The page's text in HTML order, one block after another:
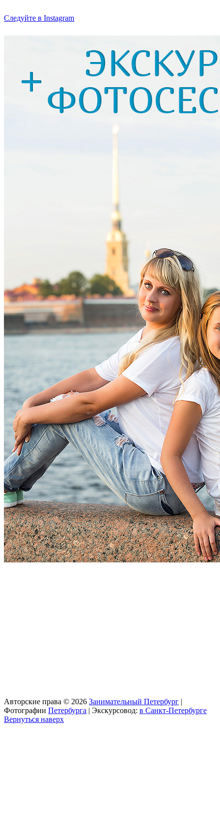
Следуйте в Instagram
Авторские права © 2026 Занимательный Петербург |
Фотографии Петербурга | Экскурсовод: в Санкт-Петербурге
Вернуться наверх